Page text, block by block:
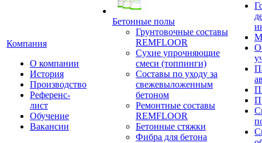
Компания
О компании
История
Производство
Референс-
лист
Обучение
Вакансии
Бетонные полы
Грунтовочные составы
REMFLOOR
Сухие упрочняющие
смеси (топпинги)
Составы по уходу за
свежевыложенным
бетоном
Ремонтные составы
REMFLOOR
Бетонные стяжки
Фибра для бетона